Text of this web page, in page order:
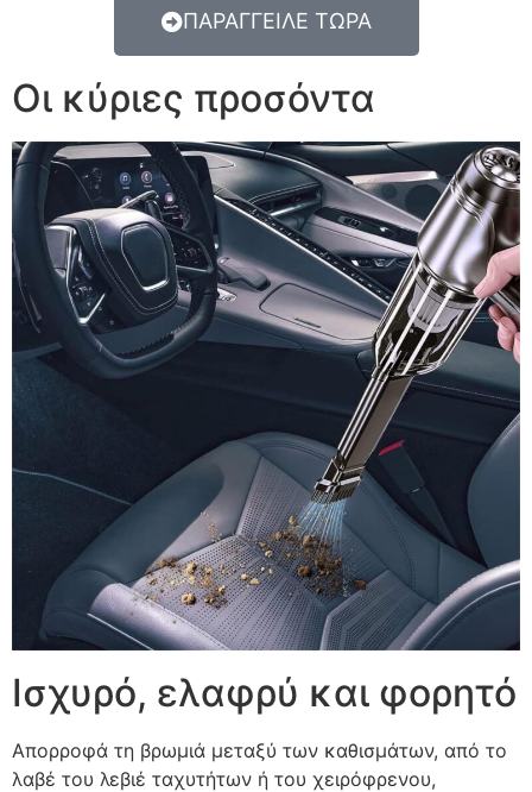
ΠΑΡΑΓΓΕΙΛΕ ΤΩΡΑ
Οι κύριες προσόντα
Ισχυρό, ελαφρύ και φορητό
Απορροφά τη βρωμιά μεταξύ των καθισμάτων, από το
λαβέ του λεβιέ ταχυτήτων ή του χειρόφρενου,